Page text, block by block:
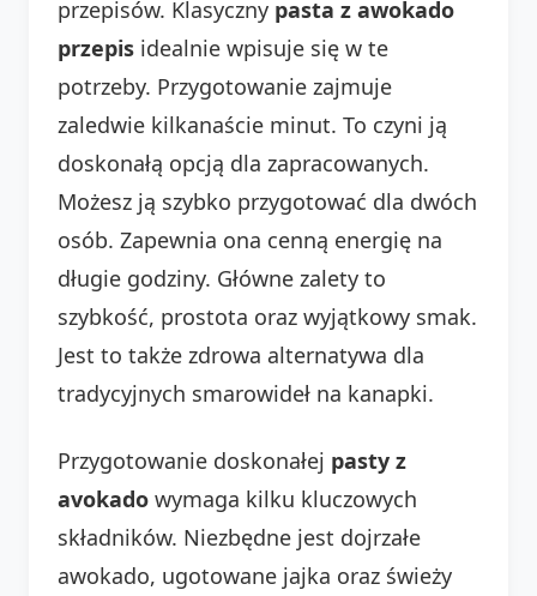
przepisów. Klasyczny pasta z awokado
przepis idealnie wpisuje się w te
potrzeby. Przygotowanie zajmuje
zaledwie kilkanaście minut. To czyni ją
doskonałą opcją dla zapracowanych.
Możesz ją szybko przygotować dla dwóch
osób. Zapewnia ona cenną energię na
długie godziny. Główne zalety to
szybkość, prostota oraz wyjątkowy smak.
Jest to także zdrowa alternatywa dla
tradycyjnych smarowideł na kanapki.
Przygotowanie doskonałej pasty z
avokado wymaga kilku kluczowych
składników. Niezbędne jest dojrzałe
awokado, ugotowane jajka oraz świeży